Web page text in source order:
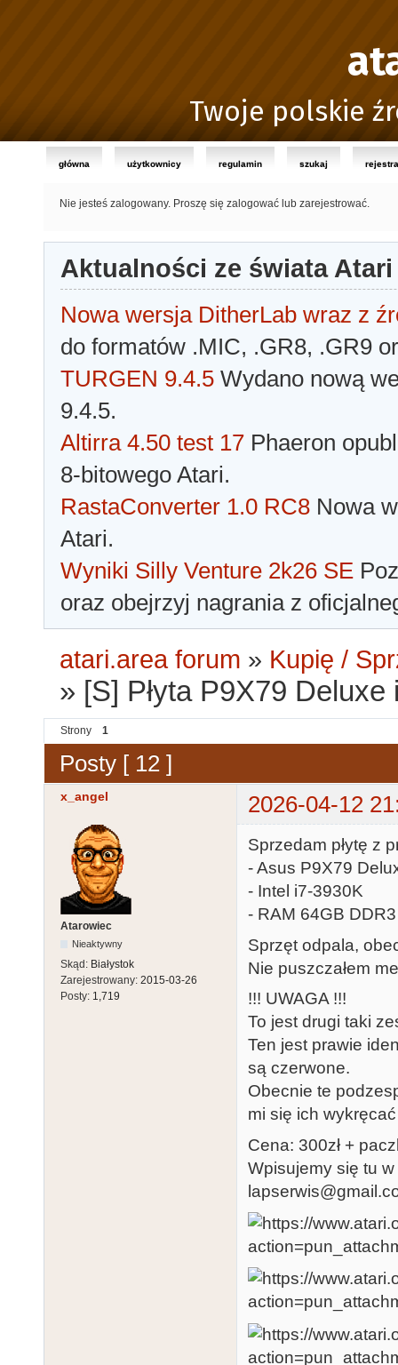
Twoje polskie
główna użytkownicy regulamin szukaj
Nie jesteś zalogowany. Proszę się zalogować lub zarejestrować.
Aktualności ze świata Atari
Nowa wersja DitherLab wraz z
do formatów .MIC, .GR8, .GR9
TURGEN 9.4.5 Wydano nową
9.4.5.
Altirra 4.50 test 17 Phaeron
8-bitowego Atari.
RastaConverter 1.0 RC8 Nowa
Atari.
Wyniki Silly Venture 2k26 SE
oraz obejrzyj nagrania z
atari.area forum » Kupię /
» [S] Płyta P9X79
Strony 1
Posty [ 12 ]
x_angel 2026-04-12
Atarowiec
Nieaktywny
Skąd: Białystok
Zarejestrowany: 2015-03-26
Posty: 1,719
Sprzedam płytę z
- Asus P9X79
- Intel i7-3930K
- RAM 64GB DDR3
Sprzęt odpala,
Nie puszczałem
!!! UWAGA !!!
To jest drugi taki
Ten jest prawie
są czerwone.
Obecnie te
mi się ich
Cena: 300zł +
Wpisujemy się tu